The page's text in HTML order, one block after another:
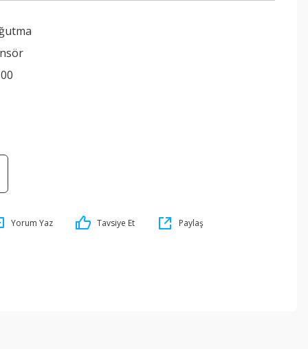
Yorum Yaz Tavsiye Et Paylaş